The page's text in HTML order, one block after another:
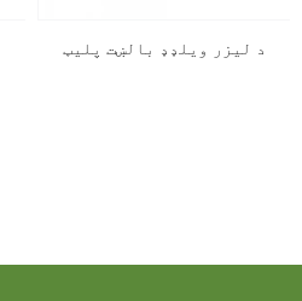
د لیزر ویلډډ بالښت پلیټ